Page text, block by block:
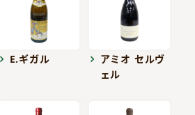
E.ギガル
アミオ セルヴ
ェル